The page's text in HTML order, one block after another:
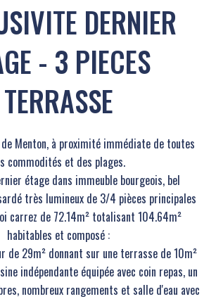
DERNIER
- 3 PIECES
TERRASSE
Menton, à proximité immédiate de toutes
commodités et des plages.
étage dans immeuble bourgeois, bel
très lumineux de 3/4 pièces principales
carrez de 72.14m² totalisant 104.64m²
habitables et composé :
de 29m² donnant sur une terrasse de 10m²
indépendante équipée avec coin repas, un
nombreux rangements et salle d'eau avec